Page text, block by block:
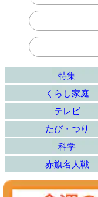
特集
くらし家庭
テレビ
たび・つり
科学
赤旗名人戦